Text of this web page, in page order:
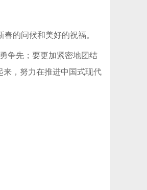
的问候和美好的祝福。
争先；要更加紧密地团结
来，努力在推进中国式现代